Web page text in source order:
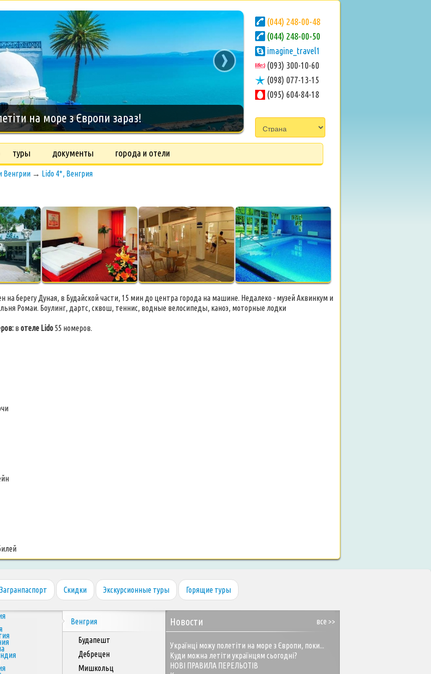
тур на о.Занзибар, 8 дней
›
(044) 248-00-48
(044) 248-00-50
imagine_travel1
(093) 300-10-60
(098) 077-13-15
(095) 604-84-18
туры документы города и отели
Венгрии → Lido 4*, Венгрия
на берегу Дуная, в Будайской части, 15 мин до центра города на машине. Недалеко - музей Аквинкум и
Ромаи. Боулинг, дартс, сквош, теннис, водные велосипеды, каноэ, моторные лодки
в отеле Lido 55 номеров.
Загранпаспорт Скидки Экскурсионные туры Горящие туры
Венгрия
Будапешт
Дебрецен
Мишкольц
все >>
Новости
Українці можу полетіти на море з Європи, поки...
Куди можна летіти українцям сьогодні?
НОВІ ПРАВИЛА ПЕРЕЛЬОТІВ